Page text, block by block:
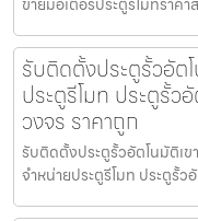
ขายมอเตอร์ประตูรีโมทราค
รับติดตั้งประตูรั้วอัต
ประตูรีโมท ประตูรั้ว
วงจร ราคาถูก
รับติดตั้งประตูรั้วอัตโนมัติเข
จำหน่ายประตูรีโมท ประตูรั้ว